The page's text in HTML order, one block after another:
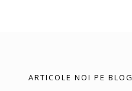
ARTICOLE NOI PE BLOG